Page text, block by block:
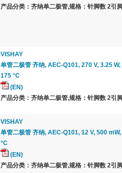
产品分类：齐纳单二极管,规格：针脚数 2引
VISHAY
单管二极管 齐纳, AEC-Q101, 270 V, 3.25
175 °C
(EN)
产品分类：齐纳单二极管,规格：针脚数 2引
VISHAY
单管二极管 齐纳, AEC-Q101, 12 V, 500
°C
(EN)
产品分类：齐纳单二极管,规格：针脚数 2引